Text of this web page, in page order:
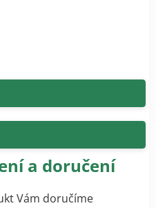
a doručení
Vám doručíme